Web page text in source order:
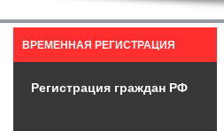
ВРЕМЕННАЯ РЕГИСТРАЦИЯ
Регистрация граждан РФ